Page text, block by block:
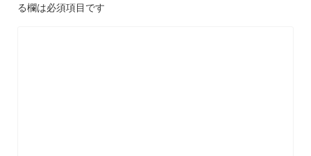
る欄は必須項目です